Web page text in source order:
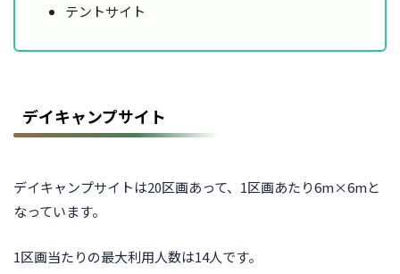
テントサイト
デイキャンプサイト
デイキャンプサイトは20区画あって、1区画あたり6m×6mと
なっています。
1区画当たりの最大利用人数は14人です。